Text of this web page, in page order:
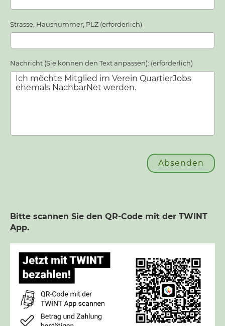
Strasse, Hausnummer, PLZ (erforderlich)
Nachricht (Sie können den Text anpassen): (erforderlich)
Bitte scannen Sie den QR-Code mit der TWINT
App.